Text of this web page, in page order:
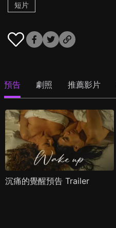
短片
預告 劇照 推薦影片
沉痛的覺醒預告 Trailer